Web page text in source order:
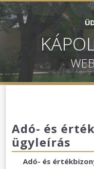
Adó- és
ügyleírás
Adó- és